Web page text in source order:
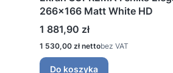
266x166 Matt White HD
Cena
1 881,90 zł
Cena
1 530,00 zł bez VAT
Do koszyka